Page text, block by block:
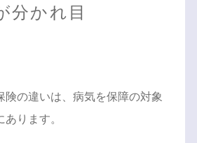
分かれ目
険の違いは、病気を保障の対象
ります。